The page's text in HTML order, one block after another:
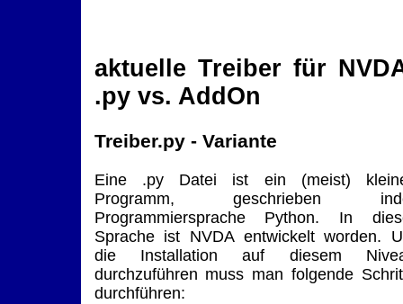
aktuelle Treiber für
.py vs. AddOn
Treiber.py - Variante
Eine .py Datei ist ein (meist)
Programm, geschrieben
Programmiersprache Python. In
Sprache ist NVDA entwickelt worden.
die Installation auf diesem
durchzuführen muss man folgende
durchführen: